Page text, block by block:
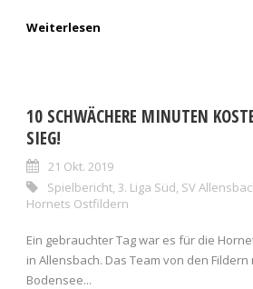
Weiterlesen
10 SCHWÄCHERE MINUTEN
SIEG!
21 Okt. 2019
Spielbericht 3. Liga Süd SV
Hornets Ostfildern
Ein gebrauchter Tag war es für die
in Allensbach. Das Team von den
Bodensee...